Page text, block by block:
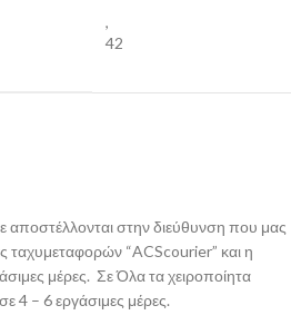
,
42
αποστέλλονται στην διεύθυνση που μας
ταχυμεταφορών “ACScourier” και η
μέρες. Σε Όλα τα χειροποίητα
4 – 6 εργάσιμες μέρες.